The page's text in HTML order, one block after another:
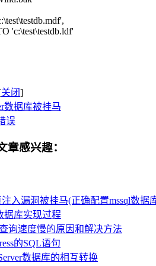
'c:\test\testdb.ldf'
关闭]
数据库被挂马
误
章感兴趣：
入漏洞被挂马(正确配置mssql数据
据库实现过程
询速度慢的原因和解决方法
的SQL语句
数据库的相互转换